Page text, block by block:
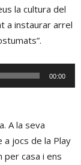
la cultura del
a instaurar arrel
00:00
A la seva
a jocs de la Play
per casa i ens